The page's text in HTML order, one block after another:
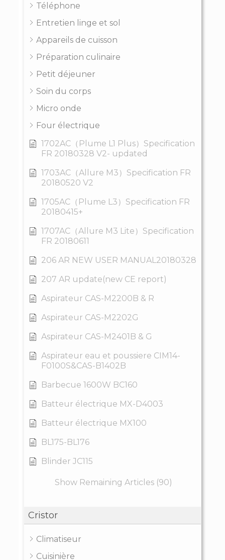
Téléphone
Entretien linge et sol
Appareils de cuisson
Préparation culinaire
Petit déjeuner
Soin du corps
Micro onde
Four électrique
1702AC（Plume L1 Plus）Specification
FR 20180328 V2- updated
1703AC（Allure M3）Specification FR
20180520 V2
1705AC（Plume L3）Specification FR
20180415+
1707AC（Allure M3 Lite）Specification
FR 20180611
206 AR NEW USER MANUAL20180328
207 AR update(new CE report)
Aspirateur CAS-M2200B & R
Aspirateur CAS-M2202G
Aspirateur CAS-M2401B & G
Aspirateur eau et poussiere CIM14-
F0100S&CAS-B1402B
Barbecue 1600W BC160
Batteur électrique MX-D4003
Batteur électrique MX100
BL175-BL176
Blinder JC115
Show Remaining Articles (90)
Cristor
Climatiseur
Cuisinière